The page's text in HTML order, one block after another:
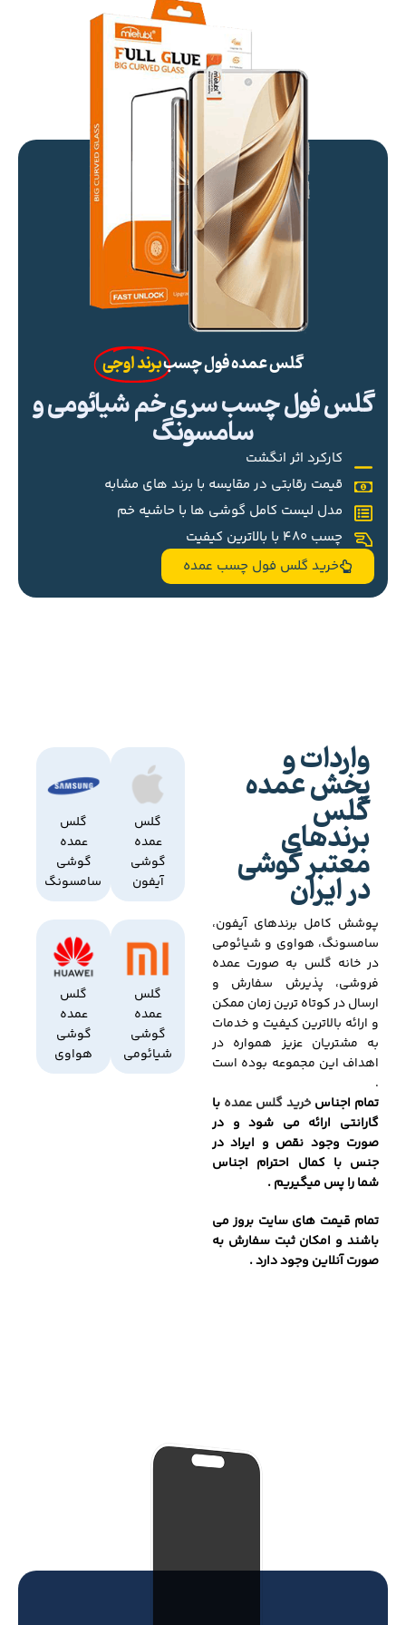
گلس عمده فول چسببرند اوجی
گلس فول چسب سری خم شیائومی و
سامسونگ
کارکرد اثر انگشت
قیمت رقابتی در مقایسه با برند های مشابه
مدل لیست کامل گوشی ها با حاشیه خم
چسب 480 با بالاترین کیفیت
خرید گلس فول چسب عمده
واردات و
پخش عمده
گلس
برندهای
معتبر گوشی
در ایران
پوشش کامل برندهای آیفون،
سامسونگ، هواوی و شیائومی
در خانه گلس به صورت عمده
فروشی، پذیرش سفارش و
ارسال در کوتاه ترین زمان ممکن
و ارائه بالاترین کیفیت و خدمات
به مشتریان عزیز همواره در
اهداف این مجموعه بوده است
.
تمام اجناسخرید گلس عمده با
گارانتی ارائه می شود و در
صورت وجود نقص و ایراد در
جنس با کمال احترام اجناس
شما را پس میگیریم .
تمام قیمت های سایت بروز می
باشند و امکان ثبت سفارش به
صورت آنلاین وجود دارد .
گلس
عمده
گوشی
آیفون
گلس
عمده
گوشی
سامسونگ
گلس
عمده
گوشی
شیائومی
گلس
عمده
گوشی
هواوی